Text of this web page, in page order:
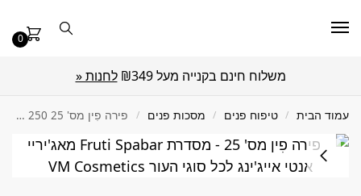
0
משלוח חינם בקנייה מעל ₪349 לחנות «
עמוד הבית / טיפוח פנים / מסכות פנים / פירה פִין מס' 25 Fruti Spabar 250 מ"ל Magiray מאג'יריי